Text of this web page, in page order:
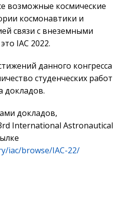
возможные космические
космонавтики и
связи с внеземными
IAC 2022.
данного конгресса
студенческих работ
докладов.
докладов,
International Astronautical
iac/browse/IAC-22/